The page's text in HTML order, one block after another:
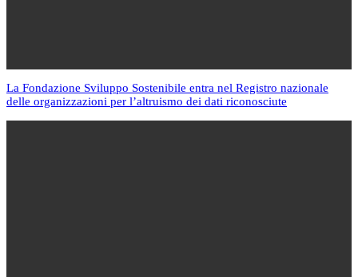
La Fondazione Sviluppo Sostenibile entra nel Registro nazionale
delle organizzazioni per l’altruismo dei dati riconosciute